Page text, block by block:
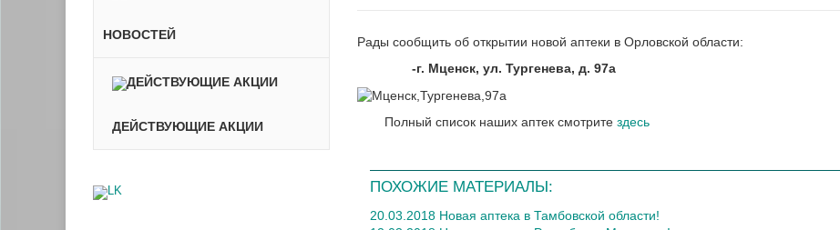
Рады сообщить об открытии новой аптеки в Орловской области:
-г. Мценск, ул. Тургенева, д. 97а
Полный список наших аптек смотрите здесь
ПОХОЖИЕ МАТЕРИАЛЫ:
20.03.2018 Новая аптека в Тамбовской области!
НОВОСТЕЙ
ДЕЙСТВУЮЩИЕ АКЦИИ